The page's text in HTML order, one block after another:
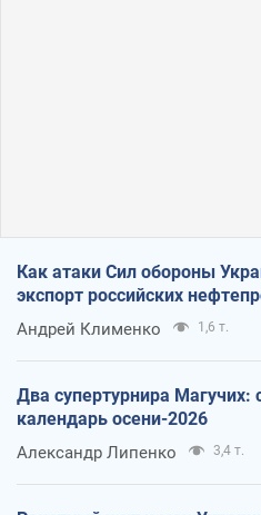
Как атаки Сил обороны
экспорт российских
Андрей Клименко 1,6 т.
Два супертурнира Магучих:
календарь осени-2026
Александр Липенко 3,4 т.